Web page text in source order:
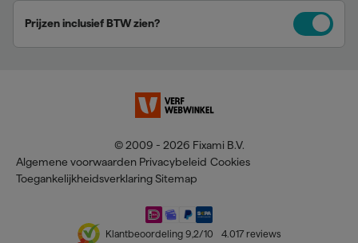
Prijzen inclusief BTW zien?
© 2009 - 2026 Fixami B.V.
Algemene voorwaarden Privacybeleid Cookies
Toegankelijkheidsverklaring Sitemap
Klantbeoordeling 9,2/10 4.017 reviews